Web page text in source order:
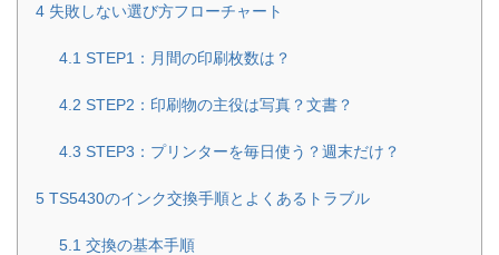
4 失敗しない選び方フローチャート
4.1 STEP1：月間の印刷枚数は？
4.2 STEP2：印刷物の主役は写真？文書？
4.3 STEP3：プリンターを毎日使う？週末だけ？
5 TS5430のインク交換手順とよくあるトラブル
5.1 交換の基本手順